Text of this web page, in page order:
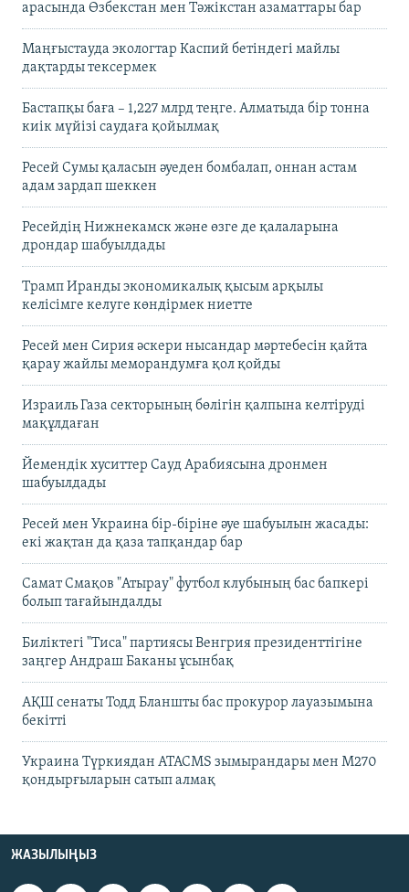
арасында Өзбекстан мен Тәжікстан азаматтары бар
Маңғыстауда экологтар Каспий бетіндегі майлы
дақтарды тексермек
Бастапқы баға – 1,227 млрд теңге. Алматыда бір тонна
киік мүйізі саудаға қойылмақ
Ресей Сумы қаласын әуеден бомбалап, оннан астам
адам зардап шеккен
Ресейдің Нижнекамск және өзге де қалаларына
дрондар шабуылдады
Трамп Иранды экономикалық қысым арқылы
келісімге келуге көндірмек ниетте
Ресей мен Сирия әскери нысандар мәртебесін қайта
қарау жайлы меморандумға қол қойды
Израиль Газа секторының бөлігін қалпына келтіруді
мақұлдаған
Йемендік хуситтер Сауд Арабиясына дронмен
шабуылдады
Ресей мен Украина бір-біріне әуе шабуылын жасады:
екі жақтан да қаза тапқандар бар
Самат Смақов "Атырау" футбол клубының бас бапкері
болып тағайындалды
Биліктегі "Тиса" партиясы Венгрия президенттігіне
заңгер Андраш Баканы ұсынбақ
АҚШ сенаты Тодд Бланшты бас прокурор лауазымына
бекітті
Украина Түркиядан ATACMS зымырандары мен M270
қондырғыларын сатып алмақ
ЖАЗЫЛЫҢЫЗ